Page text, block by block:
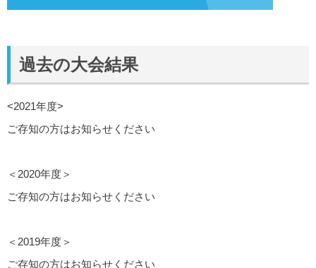
過去の大会結果
<2021年度>
ご存知の方はお知らせください
＜2020年度＞
ご存知の方はお知らせください
＜2019年度＞
ご存知の方はお知らせください